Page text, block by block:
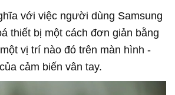
với việc người dùng Samsung
thiết bị một cách đơn giản bằng
vị trí nào đó trên màn hình -
cảm biến vân tay.